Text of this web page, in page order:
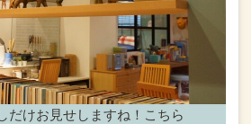
だけお見せしますね！ こちら